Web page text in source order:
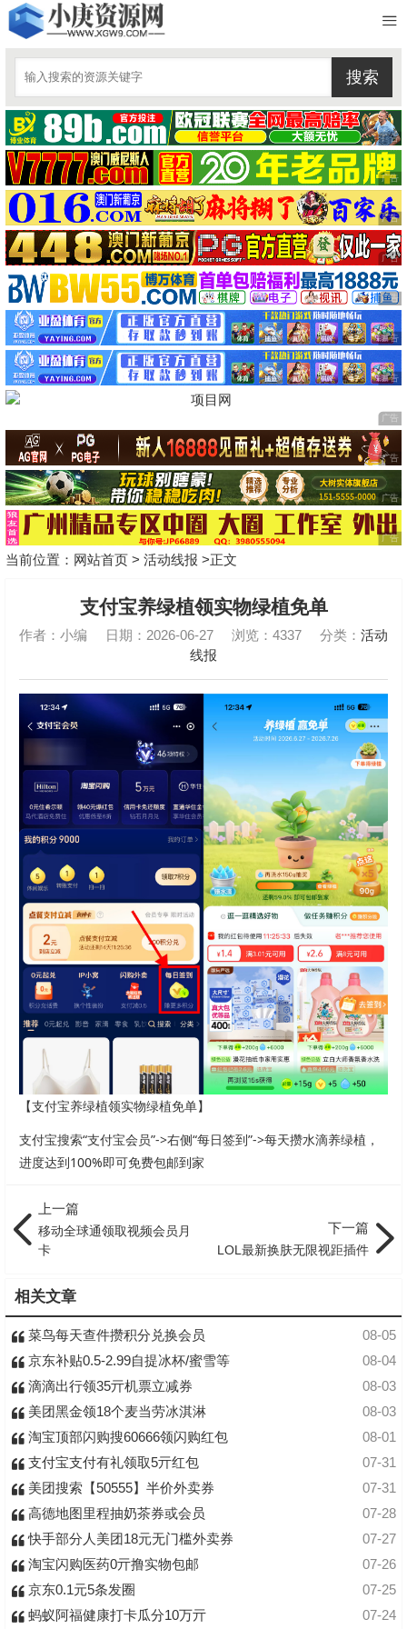
当前位置： 网站首页 > 活动线报 >正文
支付宝养绿植领实物绿植免单
作者：小编 日期：2026-06-27 浏览：4337 分类： 活动
线报
【支付宝养绿植领实物绿植免单】
支付宝搜索“支付宝会员”->右侧“每日签到”->每天攒水滴养绿植，
进度达到100%即可免费包邮到家
上一篇
移动全球通领取视频会员月
卡
下一篇
LOL最新换肤无限视距插件
相关文章
08-05
菜鸟每天查件攒积分兑换会员
08-04
京东补贴0.5-2.99自提冰杯/蜜雪等
08-03
滴滴出行领35亓机票立减券
08-03
美团黑金领18个麦当劳冰淇淋
08-01
淘宝顶部闪购搜60666领闪购红包
07-31
支付宝支付有礼领取5亓红包
07-31
美团搜索【50555】半价外卖券
07-28
高德地图里程抽奶茶券或会员
07-27
快手部分人美团18元无门槛外卖券
07-26
淘宝闪购医药0亓撸实物包邮
07-25
京东0.1元5条发圈
07-24
蚂蚁阿福健康打卡瓜分10万亓